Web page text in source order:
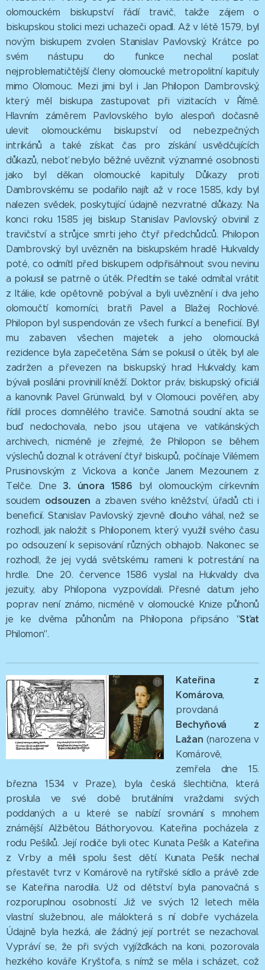
olomouckém biskupství řádí travič, takže zájem o
biskupskou stolici mezi uchazeči opadl. Až v létě 1579, byl
novým biskupem zvolen Stanislav Pavlovský. Krátce po
svém nástupu do funkce nechal poslat
nejproblematičtější členy olomoucké metropolitní kapituly
mimo Olomouc. Mezi jimi byl i Jan Philopon Dambrovský,
který měl biskupa zastupovat při vizitacích v Římě.
Hlavním záměrem Pavlovského bylo alespoň dočasně
ulevit olomouckému biskupství od nebezpečných
intrikánů a také získat čas pro získání usvědčujících
důkazů, neboť nebylo běžné uvěznit významné osobnosti
jako byl děkan olomoucké kapituly. Důkazy proti
Dambrovskému se podařilo najít až v roce 1585, kdy byl
nalezen svědek, poskytující údajně nezvratné důkazy. Na
konci roku 1585 jej biskup Stanislav Pavlovský obvinil z
travičství a strůjce smrti jeho čtyř předchůdců. Philopon
Dambrovský byl uvězněn na biskupském hradě Hukvaldy
poté, co odmítl před biskupem odpřisáhnout svou nevinu
a pokusil se patrně o útěk. Předtím se také odmítal vrátit
z Itálie, kde opětovně pobýval a byli uvěznění i dva jeho
olomoučtí komorníci, bratři Pavel a Blažej Rochlové.
Philopon byl suspendován ze všech funkcí a beneficií. Byl
mu zabaven všechen majetek a jeho olomoucká
rezidence byla zapečetěna. Sám se pokusil o útěk, byl ale
zadržen a převezen na biskupský hrad Hukvaldy, kam
bývali posíláni provinilí kněží. Doktor práv, biskupský oficiál
a kanovník Pavel Grünwald, byl v Olomouci pověřen, aby
řídil proces domnělého traviče. Samotná soudní akta se
buď nedochovala, nebo jsou utajena ve vatikánských
archivech, nicméně je zřejmé, že Philopon se během
výslechů doznal k otrávení čtyř biskupů, počínaje Vilémem
Prusinovským z Vickova a konče Janem Mezounem z
Telče. Dne 3. února 1586 byl olomouckým církevním
soudem odsouzen a zbaven svého kněžství, úřadů cti i
beneficií. Stanislav Pavlovský zjevně dlouho váhal, než se
rozhodl, jak naložit s Philoponem, který využil svého času
po odsouzení k sepisování různých obhajob. Nakonec se
rozhodl, že jej vydá světskému rameni k potrestání na
hrdle. Dne 20. července 1586 vyslal na Hukvaldy dva
jezuity, aby Philopona vyzpovídali. Přesné datum jeho
poprav není známo, nicméně v olomoucké Knize půhonů
je ke dvěma půhonům na Philopona připsáno "Sťat
Philomon".
Kateřina z
Komárova,
provdaná
Bechyňová z
Lažan (narozena v
Komárově,
zemřela dne 15.
března 1534 v Praze), byla česká šlechtična, která
proslula ve své době brutálními vraždami svých
poddaných a u které se nabízí srovnání s mnohem
známější Alžbětou Báthoryovou. Kateřina pocházela z
rodu Pešíků. Její rodiče byli otec Kunata Pešík a Kateřina
z Vrby a měli spolu šest dětí. Kunata Pešík nechal
přestavět tvrz v Komárově na rytířské sídlo a právě zde
se Kateřina narodila. Už od dětství byla panovačná s
rozporuplnou osobností. Již ve svých 12 letech měla
vlastní služebnou, ale málokterá s ní dobře vycházela.
Údajně byla hezká, ale žádný její portrét se nezachoval.
Vypráví se, že při svých vyjížďkách na koni, pozorovala
hezkého kováře Kryštofa, s nímž se měla i scházet, což